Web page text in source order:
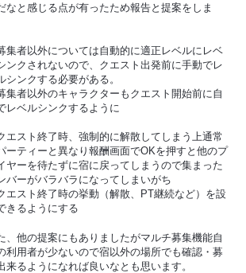
なと感じる点が有ったため報告と提案をしま
集者以外については自動的に適正レベルにレベ
ンクされないので、クエスト出発前に手動でレ
シンクする必要がある。
集者以外のキャラクターもクエスト開始前に自
レベルシンクするように
エスト終了時、強制的に解散してしまう上通常
ーティーと異なり報酬画面でOKを押すと他のプ
ヤーを待たずに宿に戻ってしまうので集まった
バーがバラバラになってしまいがち
エスト終了時の挙動（解散、PT継続など）を設
きるようにする
、他の提案にもありましたがマルチ募集機能自
利用者が少ないので宿以外の場所でも確認・募
来るようになれば良いなとも思います。